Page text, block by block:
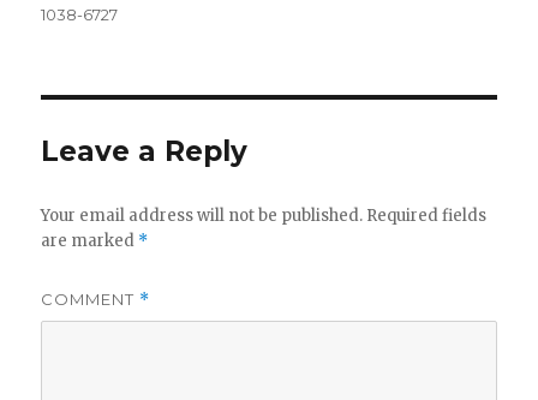
1038-6727
Leave a Reply
Your email address will not be published. Required fields
are marked *
COMMENT *